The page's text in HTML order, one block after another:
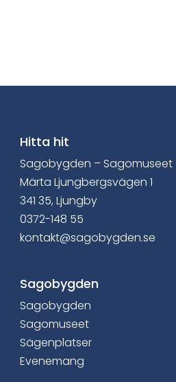
e
i
a
F
a
e
b
o
o
Hitta hit
Sagobygden – Sagomuseet
Märta Ljungbergsvägen 1
341 35, Ljungby
0372-148 55
kontakt@sagobygden.se
Sagobygden
Sagobygden
Sagomuseet
Sägenplatser
Evenemang